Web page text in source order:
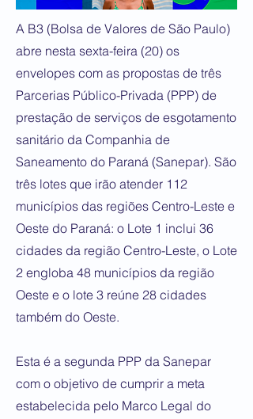
A B3 (Bolsa de Valores de São Paulo)
abre nesta sexta-feira (20) os
envelopes com as propostas de três
Parcerias Público-Privada (PPP) de
prestação de serviços de esgotamento
sanitário da Companhia de
Saneamento do Paraná (Sanepar). São
três lotes que irão atender 112
municípios das regiões Centro-Leste e
Oeste do Paraná: o Lote 1 inclui 36
cidades da região Centro-Leste, o Lote
2 engloba 48 municípios da região
Oeste e o lote 3 reúne 28 cidades
também do Oeste.
Esta é a segunda PPP da Sanepar
com o objetivo de cumprir a meta
estabelecida pelo Marco Legal do